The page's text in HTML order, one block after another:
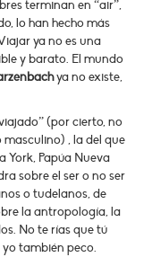
terminan en “air”,
lo han hecho más
ya no es una
y barato. El mundo
ya no existe,
(por cierto, no
masculino) , la del que
York, Papúa Nueva
sobre el ser o no ser
o tudelanos, de
la antropología, la
No te rías que tú
también peco.